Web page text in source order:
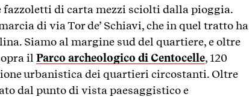
di carta mezzi sciolti dalla pioggia.
di via Tor de’ Schiavi, che in quel tratto ha
Siamo al margine sud del quartiere, e oltre
il Parco archeologico di Centocelle, 120
urbanistica dei quartieri circostanti. Oltre
dal punto di vista paesaggistico e